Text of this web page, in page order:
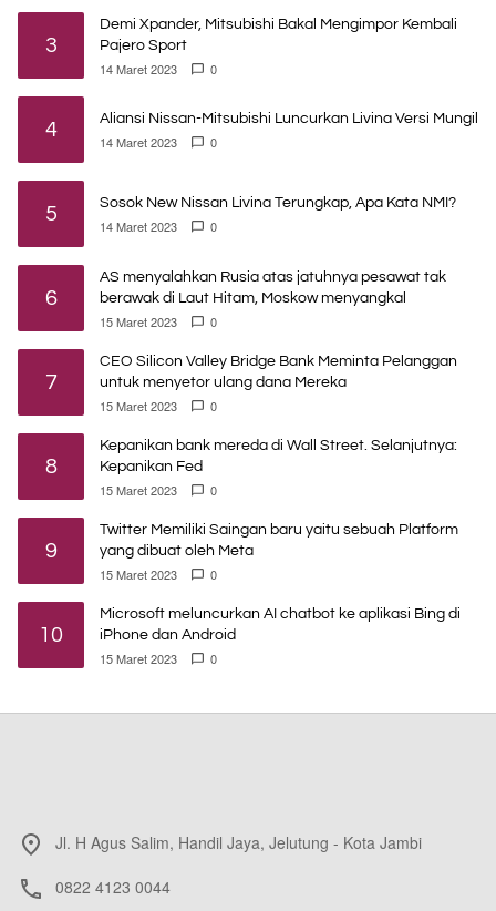
3
Demi Xpander, Mitsubishi Bakal Mengimpor Kembali
Pajero Sport
14 Maret 2023 0
4 Aliansi Nissan-Mitsubishi Luncurkan Livina Versi Mungil
14 Maret 2023 0
5 Sosok New Nissan Livina Terungkap, Apa Kata NMI?
14 Maret 2023 0
6
AS menyalahkan Rusia atas jatuhnya pesawat tak
berawak di Laut Hitam, Moskow menyangkal
15 Maret 2023 0
7
CEO Silicon Valley Bridge Bank Meminta Pelanggan
untuk menyetor ulang dana Mereka
15 Maret 2023 0
8
Kepanikan bank mereda di Wall Street. Selanjutnya:
Kepanikan Fed
15 Maret 2023 0
9
Twitter Memiliki Saingan baru yaitu sebuah Platform
yang dibuat oleh Meta
15 Maret 2023 0
10
Microsoft meluncurkan AI chatbot ke aplikasi Bing di
iPhone dan Android
15 Maret 2023 0
Jl. H Agus Salim, Handil Jaya, Jelutung - Kota Jambi
0822 4123 0044